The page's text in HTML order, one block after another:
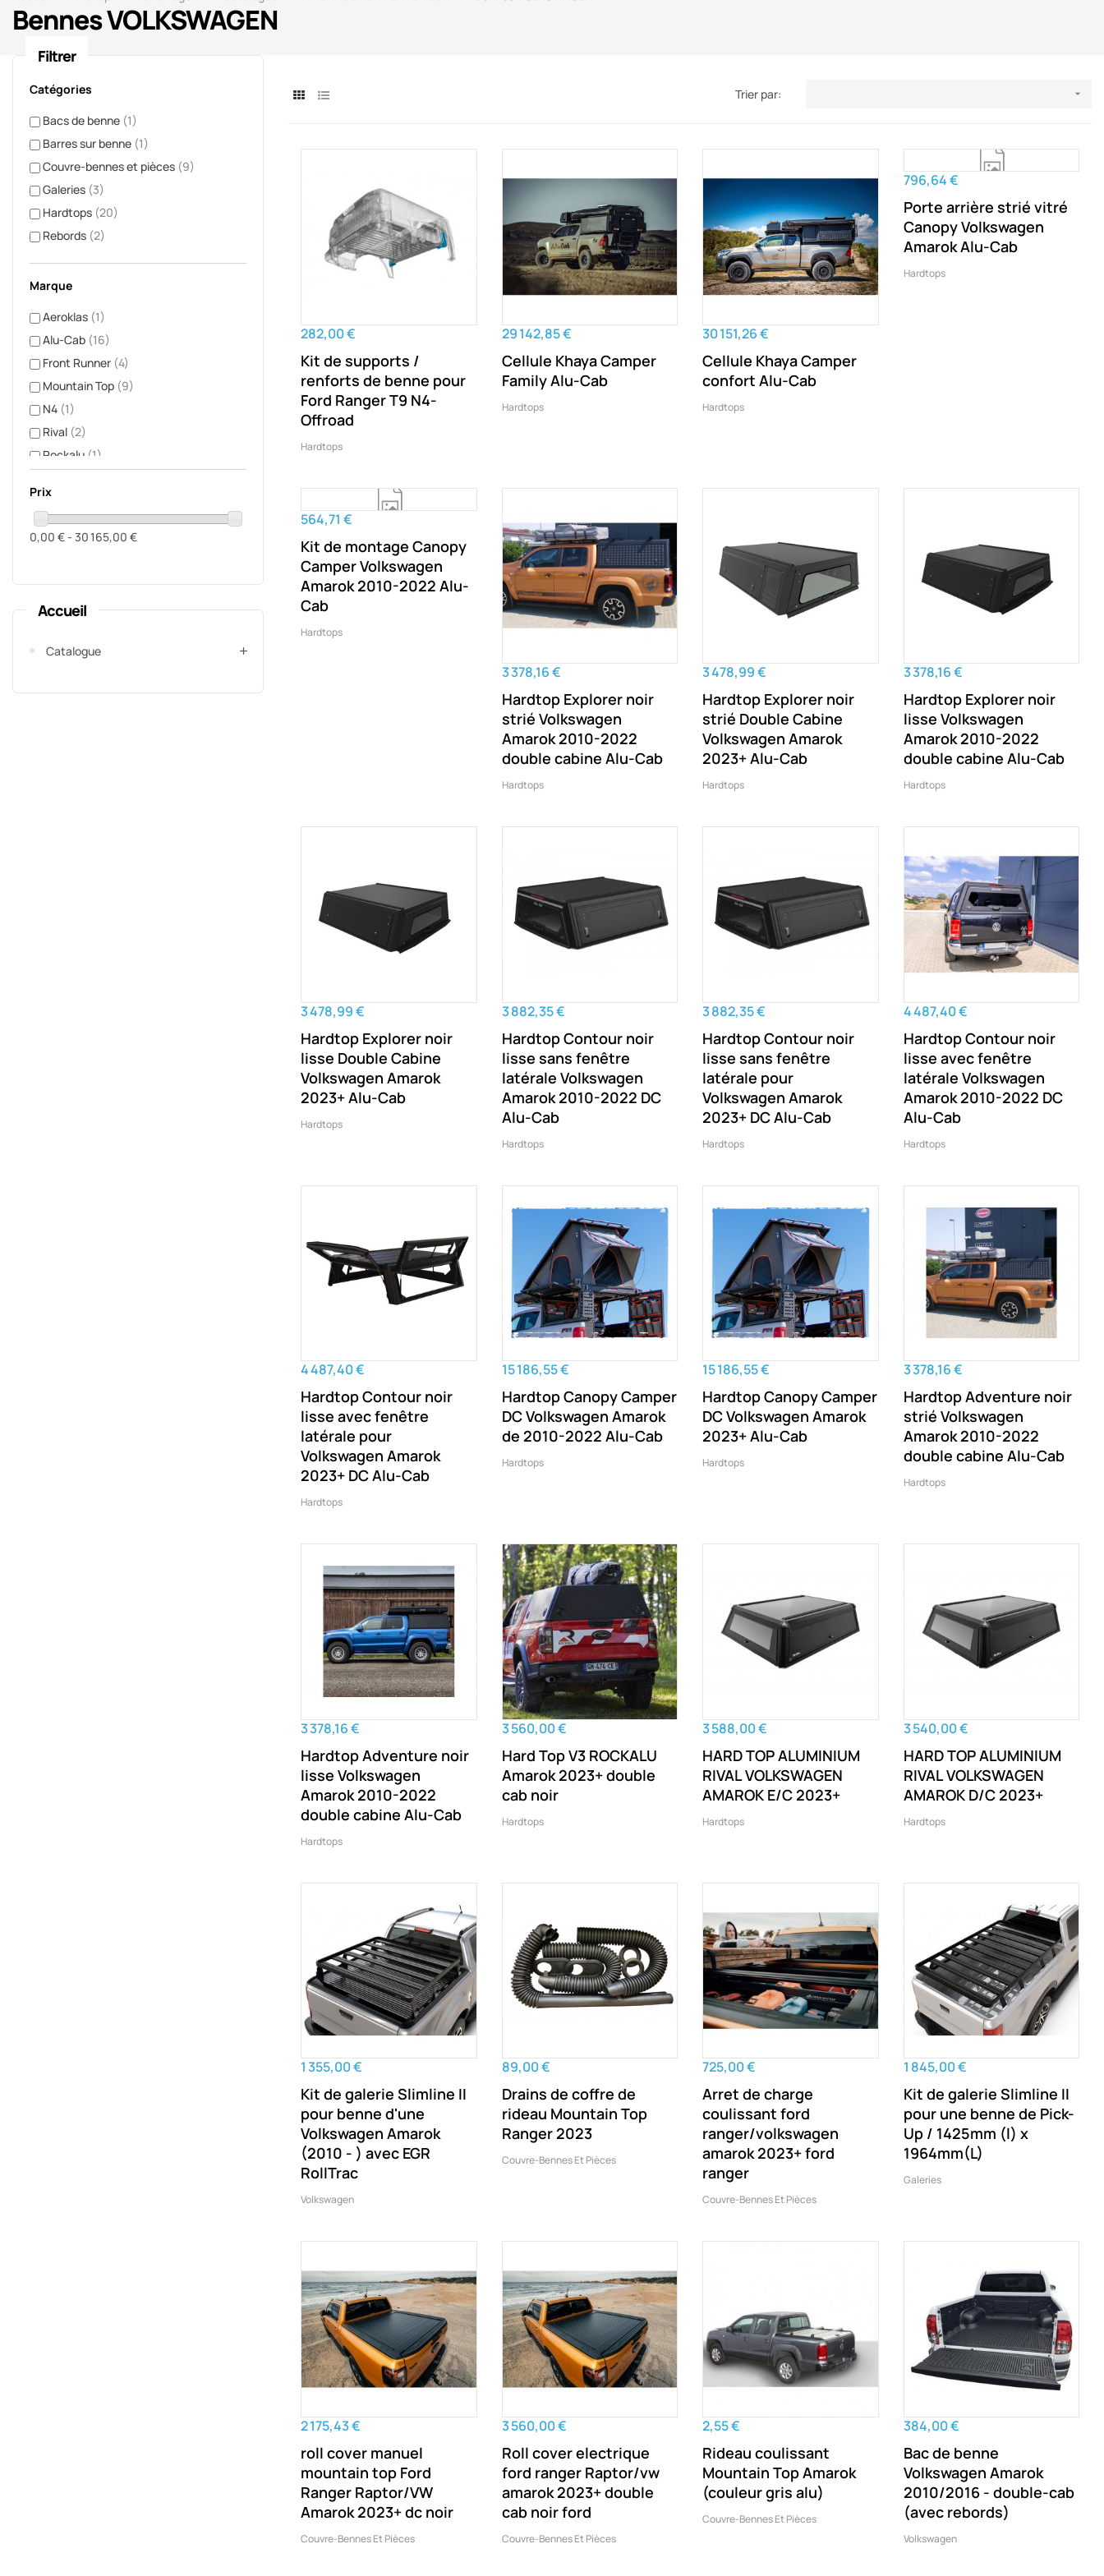
Bennes VOLKSWAGEN
Filtrer
Catégories
Bacs de benne (1)
Barres sur benne (1)
Couvre-bennes et pièces (9)
Galeries (3)
Hardtops (20)
Rebords (2)
Marque
Aeroklas (1)
Alu-Cab (16)
Front Runner (4)
Mountain Top (9)
N4 (1)
Rival (2)
Rockalu (1)
Prix
0,00 € - 30 165,00 €
Accueil
Catalogue
Trier par: 
282,00 €
Kit de supports /
renforts de benne pour
Ford Ranger T9 N4-
Offroad
Hardtops
29 142,85 €
Cellule Khaya Camper
Family Alu-Cab
Hardtops
30 151,26 €
Cellule Khaya Camper
confort Alu-Cab
Hardtops
796,64 €
Porte arrière strié vitré
Canopy Volkswagen
Amarok Alu-Cab
Hardtops
564,71 €
Kit de montage Canopy
Camper Volkswagen
Amarok 2010-2022 Alu-
Cab
Hardtops
3 378,16 €
Hardtop Explorer noir
strié Volkswagen
Amarok 2010-2022
double cabine Alu-Cab
Hardtops
3 478,99 €
Hardtop Explorer noir
strié Double Cabine
Volkswagen Amarok
2023+ Alu-Cab
Hardtops
3 378,16 €
Hardtop Explorer noir
lisse Volkswagen
Amarok 2010-2022
double cabine Alu-Cab
Hardtops
3 478,99 €
Hardtop Explorer noir
lisse Double Cabine
Volkswagen Amarok
2023+ Alu-Cab
Hardtops
3 882,35 €
Hardtop Contour noir
lisse sans fenêtre
latérale Volkswagen
Amarok 2010-2022 DC
Alu-Cab
Hardtops
3 882,35 €
Hardtop Contour noir
lisse sans fenêtre
latérale pour
Volkswagen Amarok
2023+ DC Alu-Cab
Hardtops
4 487,40 €
Hardtop Contour noir
lisse avec fenêtre
latérale Volkswagen
Amarok 2010-2022 DC
Alu-Cab
Hardtops
4 487,40 €
Hardtop Contour noir
lisse avec fenêtre
latérale pour
Volkswagen Amarok
2023+ DC Alu-Cab
Hardtops
15 186,55 €
Hardtop Canopy Camper
DC Volkswagen Amarok
de 2010-2022 Alu-Cab
Hardtops
15 186,55 €
Hardtop Canopy Camper
DC Volkswagen Amarok
2023+ Alu-Cab
Hardtops
3 378,16 €
Hardtop Adventure noir
strié Volkswagen
Amarok 2010-2022
double cabine Alu-Cab
Hardtops
3 378,16 €
Hardtop Adventure noir
lisse Volkswagen
Amarok 2010-2022
double cabine Alu-Cab
Hardtops
3 560,00 €
Hard Top V3 ROCKALU
Amarok 2023+ double
cab noir
Hardtops
3 588,00 €
HARD TOP ALUMINIUM
RIVAL VOLKSWAGEN
AMAROK E/C 2023+
Hardtops
3 540,00 €
HARD TOP ALUMINIUM
RIVAL VOLKSWAGEN
AMAROK D/C 2023+
Hardtops
1 355,00 €
Kit de galerie Slimline II
pour benne d'une
Volkswagen Amarok
(2010 - ) avec EGR
RollTrac
Volkswagen
89,00 €
Drains de coffre de
rideau Mountain Top
Ranger 2023
Couvre-Bennes Et Pièces
725,00 €
Arret de charge
coulissant ford
ranger/volkswagen
amarok 2023+ ford
ranger
Couvre-Bennes Et Pièces
1 845,00 €
Kit de galerie Slimline II
pour une benne de Pick-
Up / 1425mm (l) x
1964mm(L)
Galeries
2 175,43 €
roll cover manuel
mountain top Ford
Ranger Raptor/VW
Amarok 2023+ dc noir
Couvre-Bennes Et Pièces
3 560,00 €
Roll cover electrique
ford ranger Raptor/vw
amarok 2023+ double
cab noir ford
Couvre-Bennes Et Pièces
2,55 €
Rideau coulissant
Mountain Top Amarok
(couleur gris alu)
Couvre-Bennes Et Pièces
384,00 €
Bac de benne
Volkswagen Amarok
2010/2016 - double-cab
(avec rebords)
Volkswagen